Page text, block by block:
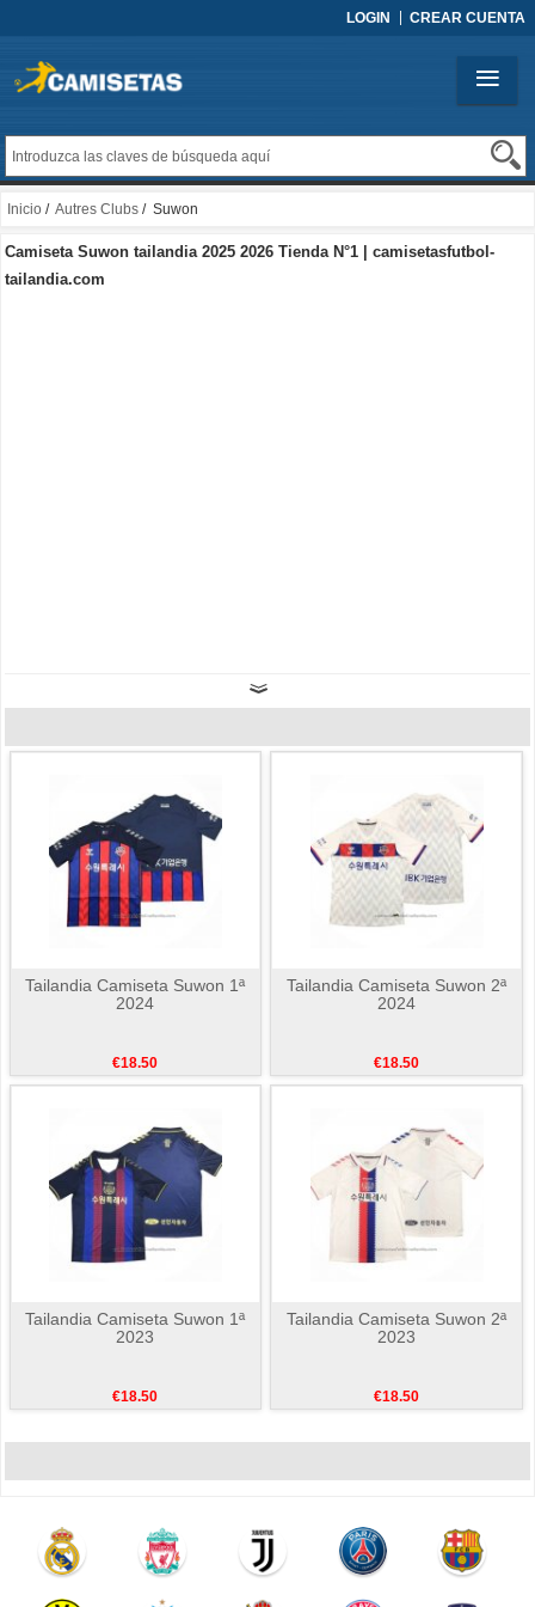
LOGIN CREAR CUENTA
Inicio / Autres Clubs / Suwon
Camiseta Suwon tailandia 2025 2026 Tienda N°1 | camisetasfutbol-
tailandia.com
Tailandia Camiseta Suwon 1ª
2024
€18.50
Tailandia Camiseta Suwon 2ª
2024
€18.50
Tailandia Camiseta Suwon 1ª
2023
€18.50
Tailandia Camiseta Suwon 2ª
2023
€18.50